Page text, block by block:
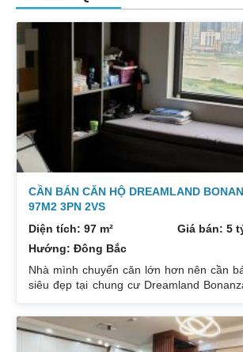
CẦN BÁN CĂN HỘ DREAMLAND
97M2 3PN 2VS
Diện tích: 97 m²
Giá bán: 5
Hướng: Đông Bắc
Nhà mình chuyển căn lớn hơn nên cần
siêu đẹp tại chung cư Dreamland
hợp lý các phòng đều tràn ngập ánh
cửa Bắc. Ban công Tây. Tầng cao view
mát. Nhà nguyên Bản CĐT. Giá bán: 5